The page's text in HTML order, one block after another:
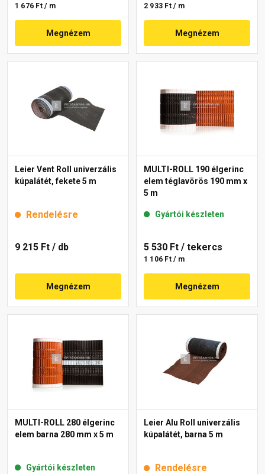
1 676 Ft / m
Megnézem
2 933 Ft / m
Megnézem
Leier Vent Roll univerzális
kúpalátét, fekete 5 m
Rendelésre
9 215 Ft / db
Megnézem
MULTI-ROLL 190 élgerinc
elem téglavörös 190 mm x
5 m
Gyártói készleten
5 530 Ft / tekercs
1 106 Ft / m
Megnézem
MULTI-ROLL 280 élgerinc
elem barna 280 mm x 5 m
Gyártói készleten
Leier Alu Roll univerzális
kúpalátét, barna 5 m
Rendelésre